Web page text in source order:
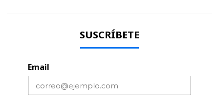
SUSCRÍBETE
Email